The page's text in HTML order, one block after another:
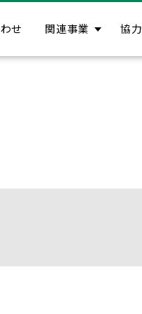
せ 関連事業 協